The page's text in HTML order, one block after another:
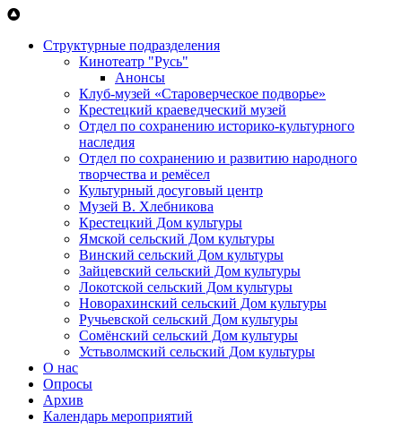
Перейти к основному содержанию
Структурные подразделения
Кинотеатр "Русь"
Анонсы
Клуб-музей «Староверческое подворье»
Крестецкий краеведческий музей
Отдел по сохранению историко-культурного
наследия
Отдел по сохранению и развитию народного
творчества и ремёсел
Культурный досуговый центр
Музей В. Хлебникова
Крестецкий Дом культуры
Ямской сельский Дом культуры
Винский сельский Дом культуры
Зайцевский сельский Дом культуры
Локотской сельский Дом культуры
Новорахинский сельский Дом культуры
Ручьевской сельский Дом культуры
Сомёнский сельский Дом культуры
Устьволмский сельский Дом культуры
О нас
Опросы
Архив
Календарь мероприятий